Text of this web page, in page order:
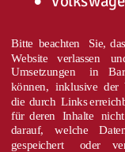
Bitte beachten Sie,
Website
verlassen
Umsetzungen
in
können, inklusive der
die durch Links
für deren Inhalte nicht
darauf, welche
gespeichert
oder